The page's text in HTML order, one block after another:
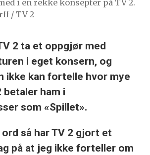
i en rekke konsepter på TV 2.
/ TV 2
2 ta et oppgjør med
i eget konsern, og
ikke kan fortelle hvor mye
betaler ham i
som «Spillet».
så har TV 2 gjort et
på at jeg ikke forteller om